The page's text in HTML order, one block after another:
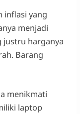
inflasi yang
menjadi
justru harganya
Barang
menikmati
laptop